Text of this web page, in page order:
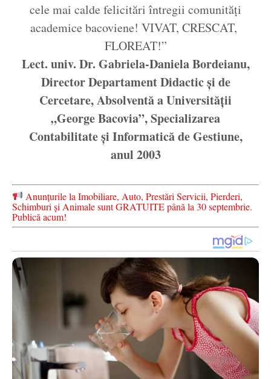
cele mai calde felicitări întregii comunități
academice bacoviene! VIVAT, CRESCAT,
FLOREAT!”
Lect. univ. Dr. Gabriela-Daniela Bordeianu,
Director Departament Didactic și de
Cercetare,Absolventă a Universității
„George Bacovia”, Specializarea
Contabilitate și Informatică de Gestiune,
anul 2003
Anunțurile la Imobiliare, Auto, Prestări Servicii, Pierderi,
Schimburi și Animale sunt GRATUITE până la 30 septembrie.
Publică acum!